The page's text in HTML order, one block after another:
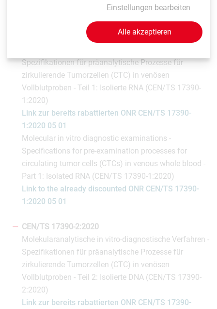
CEN/TS 17390-1:2020
Spezifikationen für präanalytische Prozesse für
zirkulierende Tumorzellen (CTC) in venösen
Vollblutproben - Teil 1: Isolierte RNA (CEN/TS 17390-
1:2020)
Link zur bereits rabattierten ONR CEN/TS 17390-
1:2020 05 01
Molecular in vitro diagnostic examinations -
Specifications for pre-examination processes for
circulating tumor cells (CTCs) in venous whole blood -
Part 1: Isolated RNA (CEN/TS 17390-1:2020)
Link to the already discounted ONR CEN/TS 17390-
1:2020 05 01
CEN/TS 17390-2:2020
Molekularanalytische in vitro-diagnostische Verfahren -
Spezifikationen für präanalytische Prozesse für
zirkulierende Tumorzellen (CTC) in venösen
Vollblutproben - Teil 2: Isolierte DNA (CEN/TS 17390-
2:2020)
Link zur bereits rabattierten ONR CEN/TS 17390-
Einstellungen bearbeiten
Alle akzeptieren